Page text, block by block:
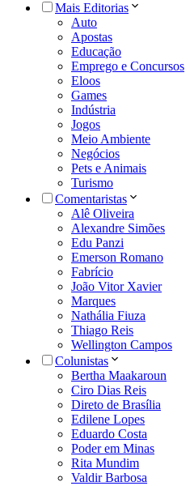
Mais Editorias
Auto
Apostas
Educação
Emprego e Concursos
Eloos
Games
Indústria
Jogos
Meio Ambiente
Negócios
Pets e Animais
Turismo
Comentaristas
Alê Oliveira
Alexandre Simões
Edu Panzi
Emerson Romano
Fabrício
João Vitor Xavier
Marques
Nathália Fiuza
Thiago Reis
Wellington Campos
Colunistas
Bertha Maakaroun
Ciro Dias Reis
Direto de Brasília
Edilene Lopes
Eduardo Costa
Poder em Minas
Rita Mundim
Valdir Barbosa